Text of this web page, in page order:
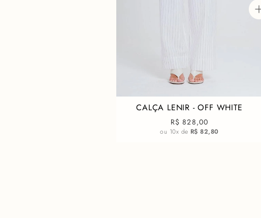
CALÇA LENIR - OFF WHITE
R$ 828,00
ou 10x de R$ 82,80